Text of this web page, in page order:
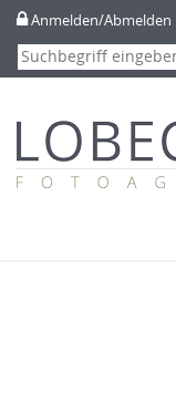
 Anmelden/Abmelden